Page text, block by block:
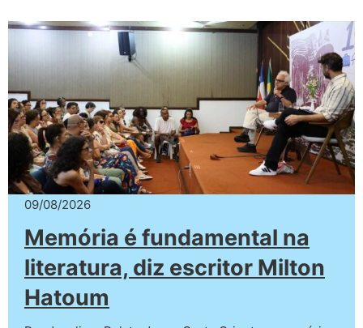
09/08/2026
Memória é fundamental na
literatura, diz escritor Milton
Hatoum